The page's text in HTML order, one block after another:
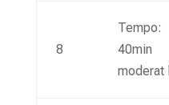
8
Tempo:
40min
moderat